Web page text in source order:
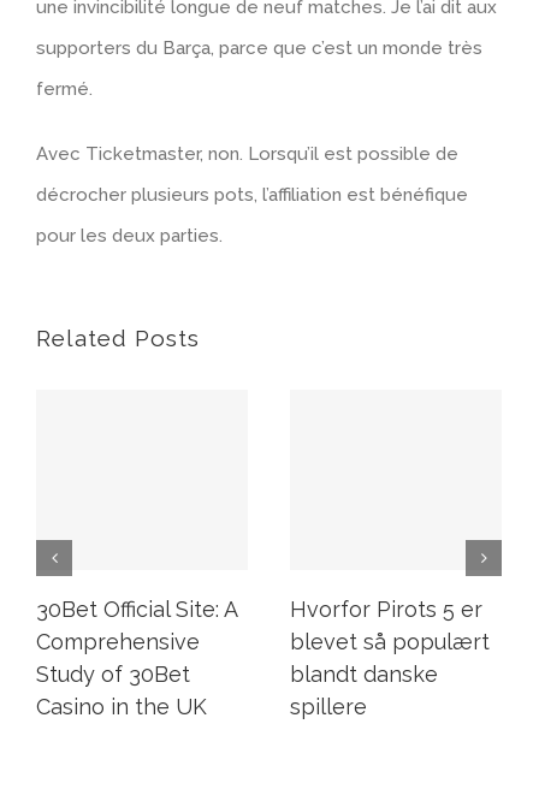
une invincibilité longue de neuf matches. Je l’ai dit aux
supporters du Barça, parce que c’est un monde très
fermé.
Avec Ticketmaster, non. Lorsqu’il est possible de
décrocher plusieurs pots, l’affiliation est bénéfique
pour les deux parties.
Related Posts
30Bet Official Site: A
Comprehensive
Study of 30Bet
Casino in the UK
Hvorfor Pirots 5 er
blevet så populært
blandt danske
spillere